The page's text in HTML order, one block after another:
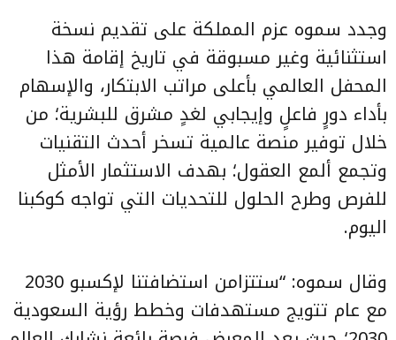
وجدد سموه عزم المملكة على تقديم نسخة
استثنائية وغير مسبوقة في تاريخ إقامة هذا
المحفل العالمي بأعلى مراتب الابتكار، والإسهام
بأداء دورٍ فاعلٍ وإيجابي لغدٍ مشرق للبشرية؛ من
خلال توفير منصة عالمية تسخر أحدث التقنيات
وتجمع ألمع العقول؛ بهدف الاستثمار الأمثل
للفرص وطرح الحلول للتحديات التي تواجه كوكبنا
اليوم.
وقال سموه: “ستتزامن استضافتنا لإكسبو 2030
مع عام تتويج مستهدفات وخطط رؤية السعودية